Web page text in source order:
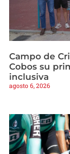
Campo de
Cobos su
inclusiva
agosto 6, 2026